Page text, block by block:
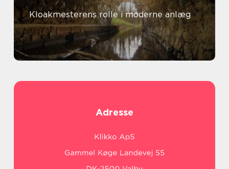
Kloakmesterens rolle i moderne anlæg
Adresse